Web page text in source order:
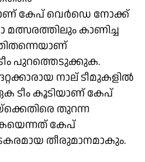
കേപ് വെർഡെ നോക്ക്
കാണിച്ച
പുറത്തെടുക്കുക.
നാല് ടീമുകളിൽ
ടീം കൂടിയാണ് കേപ്
തുറന്ന
കേപ്
തീരുമാനമാകും.